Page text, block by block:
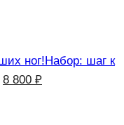
Набор: шаг к
Первоначальная
8 800 ₽Текущая